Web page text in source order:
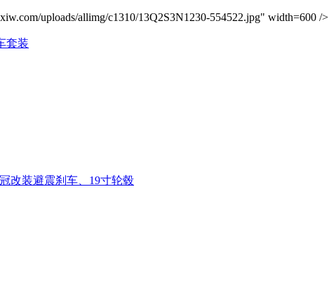
uploads/allimg/c1310/13Q2S3N1230-554522.jpg" width=600 />
套装
改装避震刹车、19寸轮毂